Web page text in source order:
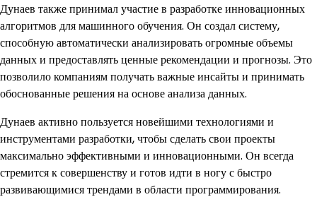
Дунаев также принимал участие в разработке инновационных
алгоритмов для машинного обучения. Он создал систему,
способную автоматически анализировать огромные объемы
данных и предоставлять ценные рекомендации и прогнозы. Это
позволило компаниям получать важные инсайты и принимать
обоснованные решения на основе анализа данных.
Дунаев активно пользуется новейшими технологиями и
инструментами разработки, чтобы сделать свои проекты
максимально эффективными и инновационными. Он всегда
стремится к совершенству и готов идти в ногу с быстро
развивающимися трендами в области программирования.